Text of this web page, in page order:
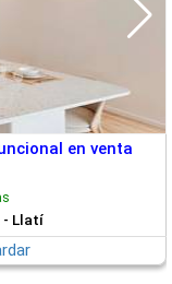
en venta
- Llatí